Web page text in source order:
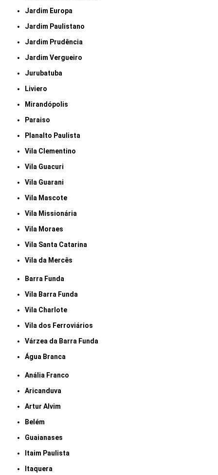
Jardim Europa
Jardim Paulistano
Jardim Prudência
Jardim Vergueiro
Jurubatuba
Liviero
Mirandópolis
Paraiso
Planalto Paulista
Vila Clementino
Vila Guacuri
Vila Guarani
Vila Mascote
Vila Missionária
Vila Moraes
Vila Santa Catarina
Vila da Mercês
Barra Funda
Vila Barra Funda
Vila Charlote
Vila dos Ferroviários
Várzea da Barra Funda
Água Branca
Anália Franco
Aricanduva
Artur Alvim
Belém
Guaianases
Itaim Paulista
Itaquera